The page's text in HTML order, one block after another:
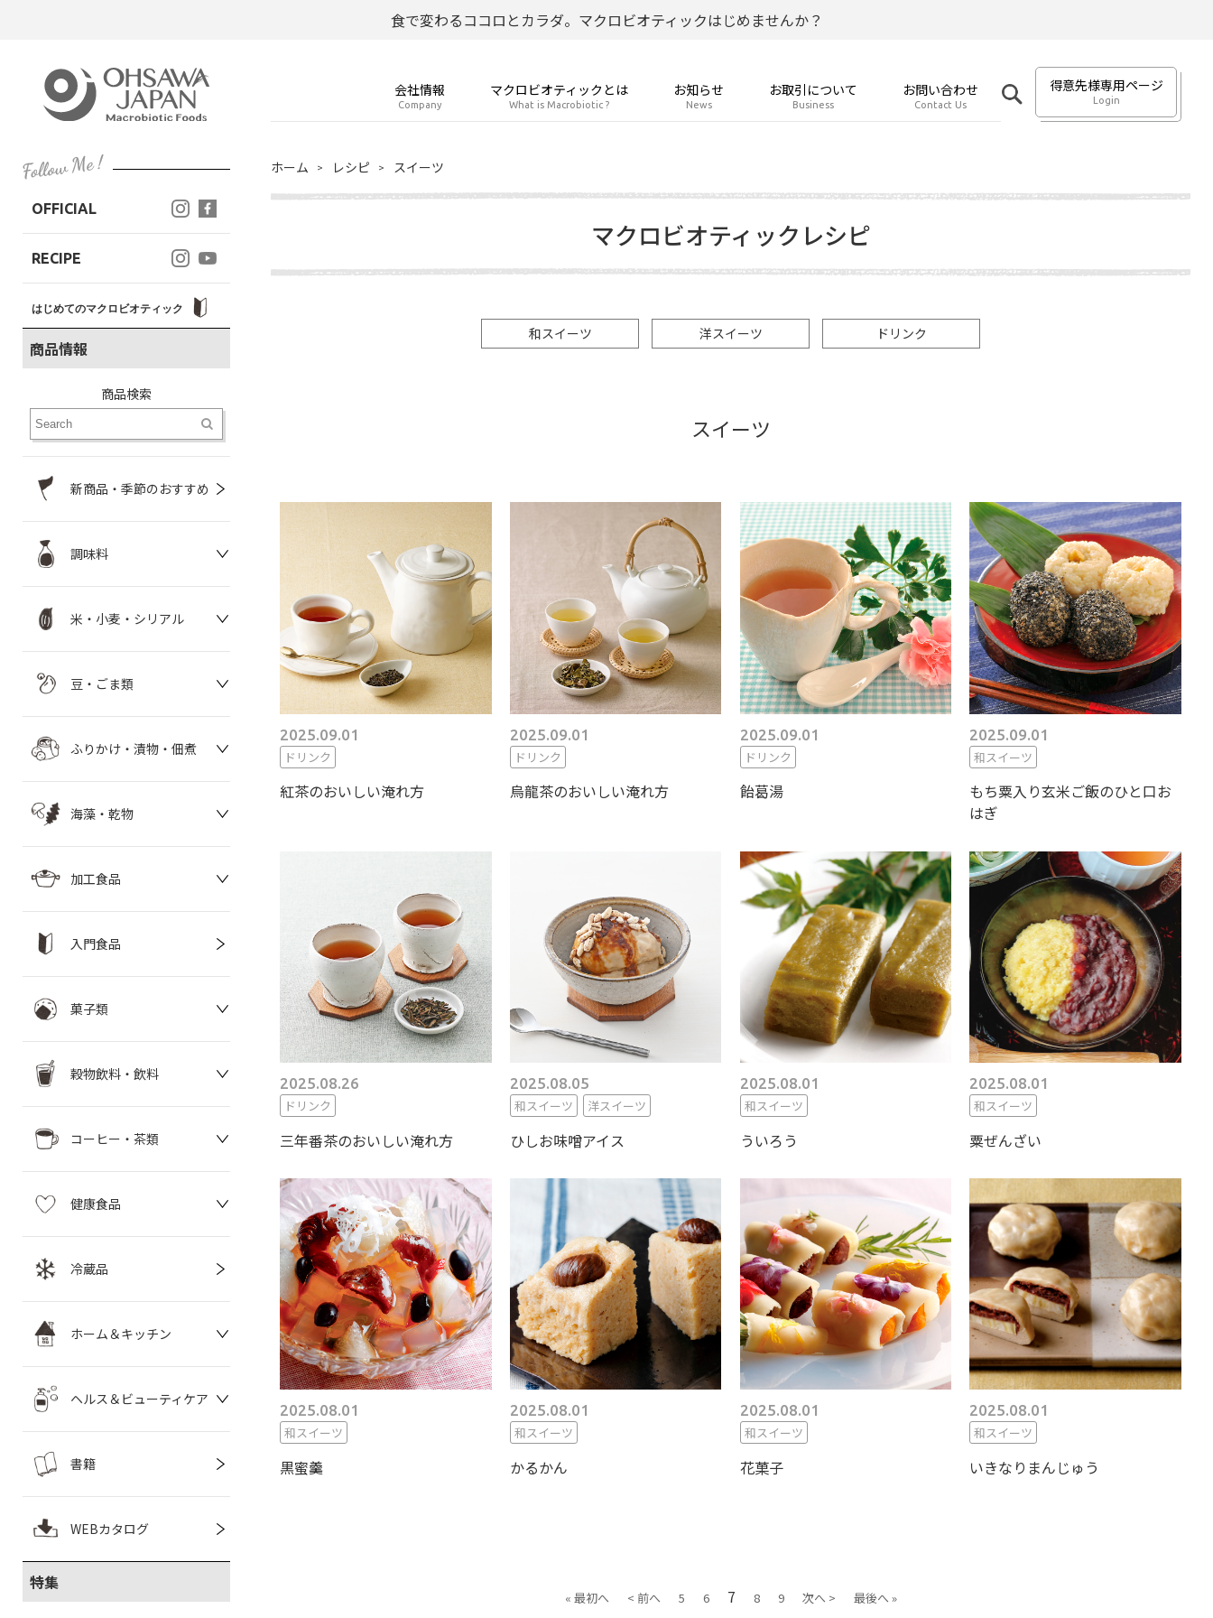
食で変わるココロとカラダ。マクロビオティックはじめませんか？
会社情報
Company
マクロビオティックとは
What is Macrobiotic ?
お知らせ
News
お取引について
Business
お問い合わせ
Contact Us
得意先様専用ページ
Login
OFFICIAL
RECIPE
はじめてのマクロビオティック
商品情報
商品検索
新商品・季節のおすすめ
調味料
米・小麦・シリアル
豆・ごま類
ふりかけ・漬物・佃煮
海藻・乾物
加工食品
入門食品
菓子類
穀物飲料・飲料
コーヒー・茶類
健康食品
冷蔵品
ホーム＆キッチン
ヘルス＆ビューティケア
書籍
WEBカタログ
特集
ホーム レシピ スイーツ
マクロビオティックレシピ
和スイーツ 洋スイーツ ドリンク
スイーツ
2025.09.01
ドリンク
紅茶のおいしい淹れ方
2025.09.01
ドリンク
烏龍茶のおいしい淹れ方
2025.09.01
ドリンク
飴葛湯
2025.09.01
和スイーツ
もち粟入り玄米ご飯のひと口お
はぎ
2025.08.26
ドリンク
三年番茶のおいしい淹れ方
2025.08.05
和スイーツ
洋スイーツ
ひしお味噌アイス
2025.08.01
和スイーツ
ういろう
2025.08.01
和スイーツ
粟ぜんざい
2025.08.01
和スイーツ
黒蜜羹
2025.08.01
和スイーツ
かるかん
2025.08.01
和スイーツ
花菓子
2025.08.01
和スイーツ
いきなりまんじゅう
« 最初へ < 前へ 5 6 7 8 9 次へ > 最後へ »